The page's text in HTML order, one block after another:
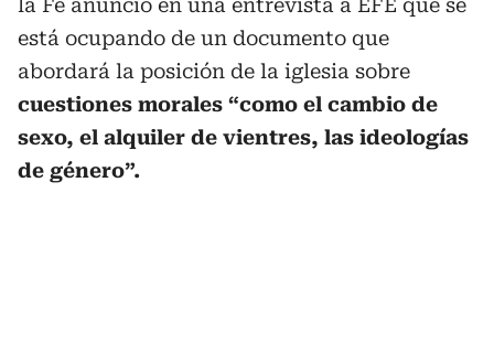
la Fe anunció en una entrevista a EFE que se
está ocupando de un documento que
abordará la posición de la iglesia sobre
cuestiones morales “como el cambio de
sexo, el alquiler de vientres, las ideologías
de género”.